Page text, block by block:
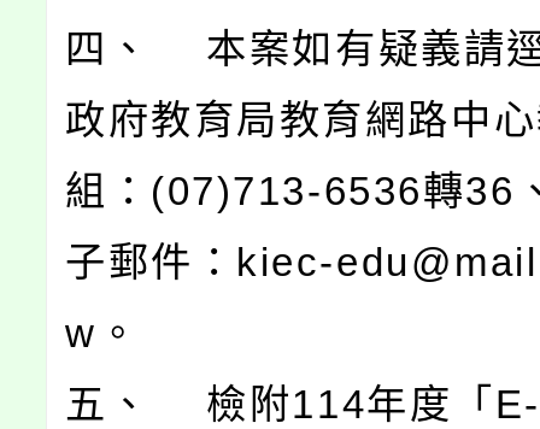
四、 本案如有疑義請
政府教育局教育網路中
組：(07)713-6536轉36
子郵件：kiec-
w。
五、 檢附114年度「